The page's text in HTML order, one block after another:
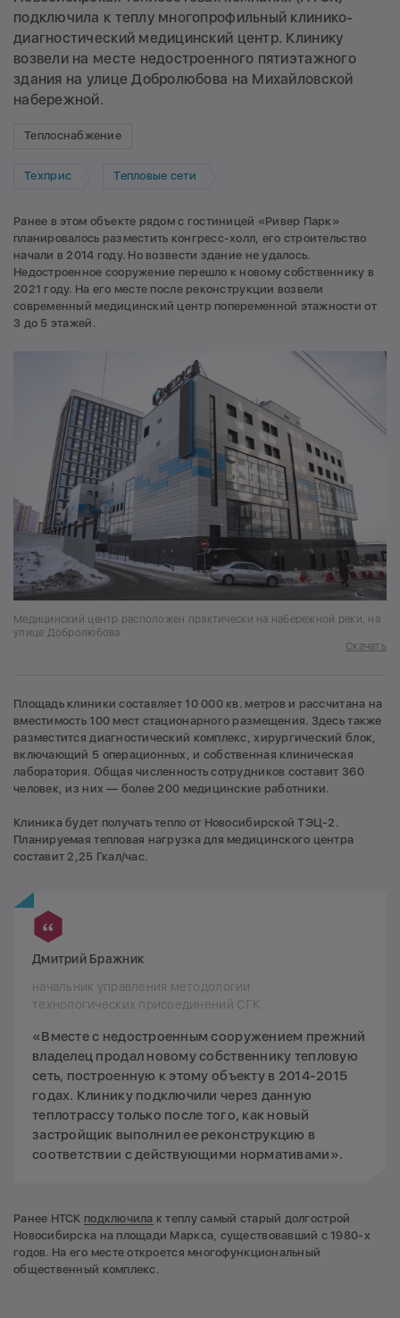
подключила к теплу многопрофильный клинико-
диагностический медицинский центр. Клинику
возвели на месте недостроенного пятиэтажного
здания на улице Добролюбова на Михайловской
набережной.
Теплоснабжение
Техприс Тепловые сети
Ранее в этом объекте рядом с гостиницей «Ривер Парк»
планировалось разместить конгресс-холл, его строительство
начали в 2014 году. Но возвести здание не удалось.
Недостроенное сооружение перешло к новому собственнику в
2021 году. На его месте после реконструкции возвели
современный медицинский центр попеременной этажности от
3 до 5 этажей.
Медицинский центр расположен практически на набережной реки, на
улице Добролюбова
Скачать
Площадь клиники составляет 10 000 кв. метров и рассчитана на
вместимость 100 мест стационарного размещения. Здесь также
разместится диагностический комплекс, хирургический блок,
включающий 5 операционных, и собственная клиническая
лаборатория. Общая численность сотрудников составит 360
человек, из них — более 200 медицинские работники.
Клиника будет получать тепло от Новосибирской ТЭЦ-2.
Планируемая тепловая нагрузка для медицинского центра
составит 2,25 Гкал/час.
Дмитрий Бражник
начальник управления методологии
технологических присоединений СГК
«Вместе с недостроенным сооружением прежний
владелец продал новому собственнику тепловую
сеть, построенную к этому объекту в 2014-2015
годах. Клинику подключили через данную
теплотрассу только после того, как новый
застройщик выполнил ее реконструкцию в
соответствии с действующими нормативами».
Ранее НТСК подключила к теплу самый старый долгострой
Новосибирска на площади Маркса, существовавший с 1980-х
годов. На его месте откроется многофункциональный
общественный комплекс.